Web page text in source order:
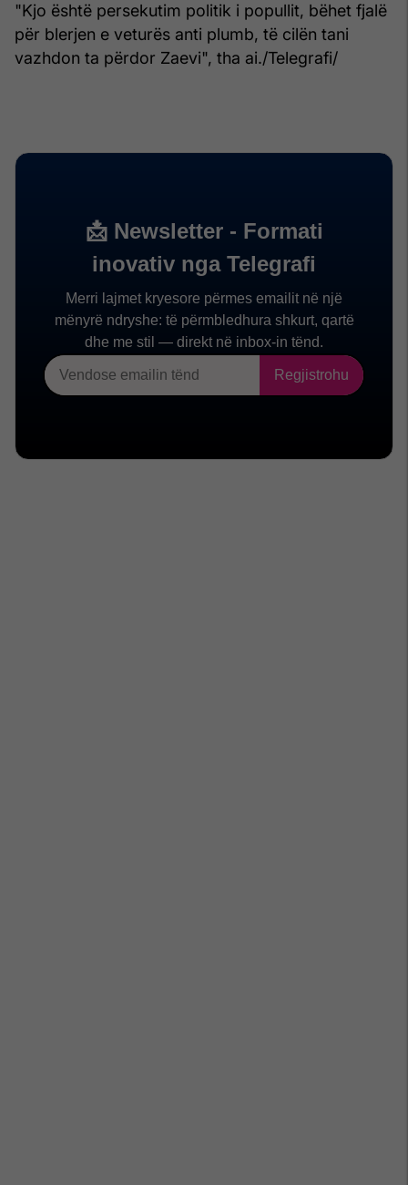
"Kjo është persekutim politik i popullit, bëhet fjalë
për blerjen e veturës anti plumb, të cilën tani
vazhdon ta përdor Zaevi", tha ai./Telegrafi/